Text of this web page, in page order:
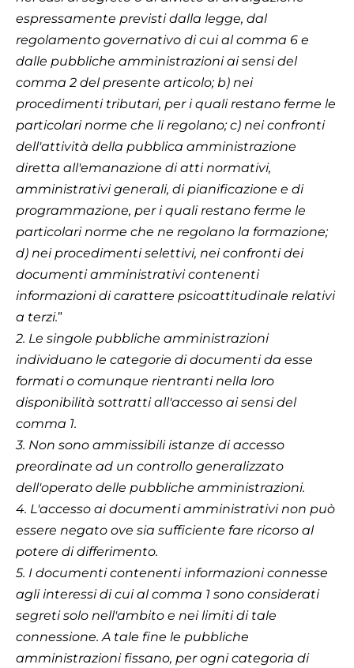
espressamente previsti dalla legge, dal
regolamento governativo di cui al comma 6 e
dalle pubbliche amministrazioni ai sensi del
comma 2 del presente articolo; b) nei
procedimenti tributari, per i quali restano ferme le
particolari norme che li regolano; c) nei confronti
dell'attività della pubblica amministrazione
diretta all'emanazione di atti normativi,
amministrativi generali, di pianificazione e di
programmazione, per i quali restano ferme le
particolari norme che ne regolano la formazione;
d) nei procedimenti selettivi, nei confronti dei
documenti amministrativi contenenti
informazioni di carattere psicoattitudinale relativi
a terzi.”
2. Le singole pubbliche amministrazioni
individuano le categorie di documenti da esse
formati o comunque rientranti nella loro
disponibilità sottratti all'accesso ai sensi del
comma 1.
3. Non sono ammissibili istanze di accesso
preordinate ad un controllo generalizzato
dell'operato delle pubbliche amministrazioni.
4. L'accesso ai documenti amministrativi non può
essere negato ove sia sufficiente fare ricorso al
potere di differimento.
5. I documenti contenenti informazioni connesse
agli interessi di cui al comma 1 sono considerati
segreti solo nell'ambito e nei limiti di tale
connessione. A tale fine le pubbliche
amministrazioni fissano, per ogni categoria di